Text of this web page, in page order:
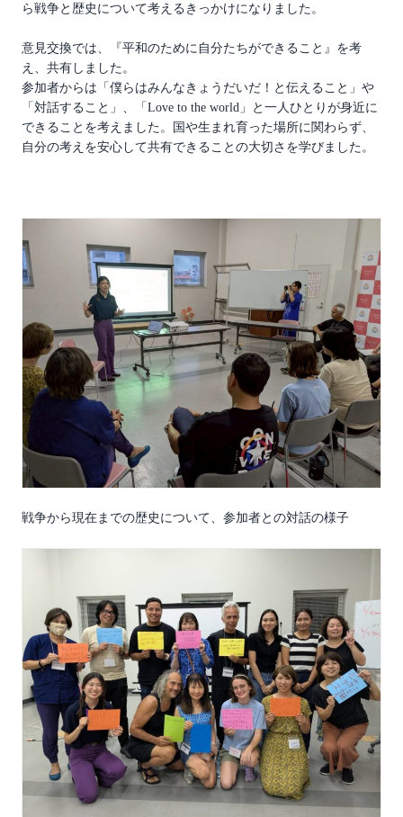
ら戦争と歴史について考えるきっかけになりました。
意見交換では、『平和のために自分たちができること』を考
え、共有しました。
参加者からは「僕らはみんなきょうだいだ！と伝えること」や
「対話すること」、「Love to the world」と一人ひとりが身近に
できることを考えました。国や生まれ育った場所に関わらず、
自分の考えを安心して共有できることの大切さを学びました。
戦争から現在までの歴史について、参加者との対話の様子